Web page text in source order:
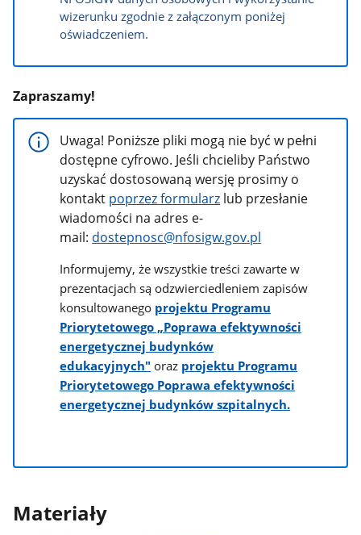
wizerunku zgodnie z załączonym poniżej
oświadczeniem.
Zapraszamy!
Uwaga! Poniższe pliki mogą nie być w pełni
dostępne cyfrowo. Jeśli chcieliby Państwo
uzyskać dostosowaną wersję prosimy o
kontakt poprzez formularz lub przesłanie
wiadomości na adres e-
mail: dostepnosc@nfosigw.gov.pl
Informujemy, że wszystkie treści zawarte w
prezentacjach są odzwierciedleniem zapisów
konsultowanego projektu Programu
Priorytetowego „Poprawa efektywności
energetycznej budynków
edukacyjnych" oraz projektu Programu
Priorytetowego Poprawa efektywności
energetycznej budynków szpitalnych.
Materiały